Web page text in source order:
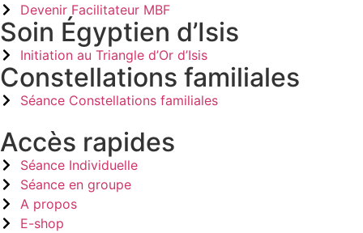
Devenir Facilitateur MBF
Soin Égyptien d’Isis
Initiation au Triangle d’Or d’Isis
Constellations familiales
Séance Constellations familiales
Accès rapides
Séance Individuelle
Séance en groupe
A propos
E-shop